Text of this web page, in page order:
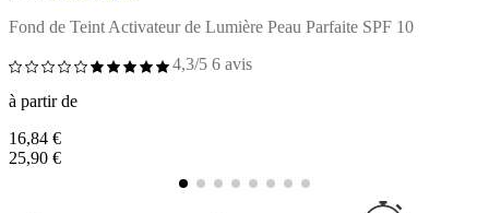
Fond de Teint Activateur de Lumière Peau Parfaite SPF 10
4,3/5 6 avis
à partir de
16,84 €
25,90 €